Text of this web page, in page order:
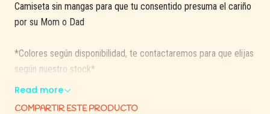
Camiseta sin mangas para que tu consentido presuma el cariño
por su Mom o Dad
*Colores según disponibilidad, te contactaremos para que elijas
según nuestro stock*
Tallas:
Read more
COMPARTIR ESTE PRODUCTO